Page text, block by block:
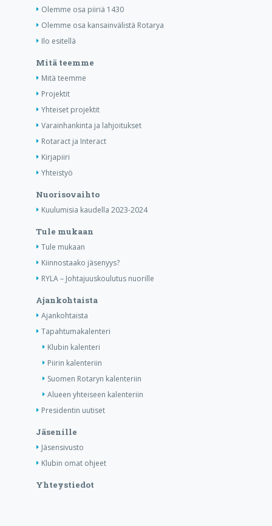
Olemme osa piiriä 1430
Olemme osa kansainvälistä Rotarya
Ilo esitellä
Mitä teemme
Mitä teemme
Projektit
Yhteiset projektit
Varainhankinta ja lahjoitukset
Rotaract ja Interact
Kirjapiiri
Yhteistyö
Nuorisovaihto
Kuulumisia kaudella 2023-2024
Tule mukaan
Tule mukaan
Kiinnostaako jäsenyys?
RYLA – Johtajuuskoulutus nuorille
Ajankohtaista
Ajankohtaista
Tapahtumakalenteri
Klubin kalenteri
Piirin kalenteriin
Suomen Rotaryn kalenteriin
Alueen yhteiseen kalenteriin
Presidentin uutiset
Jäsenille
Jäsensivusto
Klubin omat ohjeet
Yhteystiedot